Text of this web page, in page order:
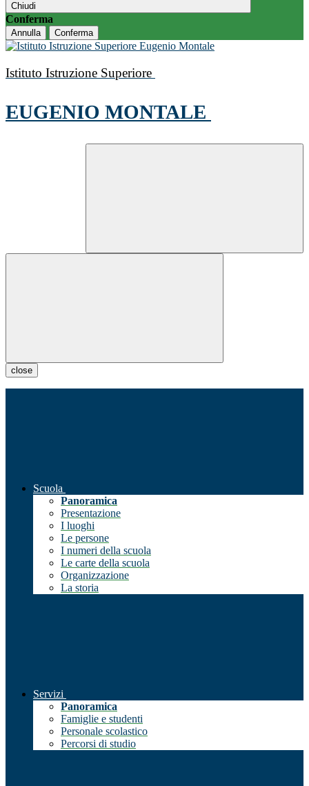
Chiudi
Conferma
Annulla Conferma
Istituto Istruzione Superiore
EUGENIO MONTALE
close
Scuola
Panoramica
Presentazione
I luoghi
Le persone
I numeri della scuola
Le carte della scuola
Organizzazione
La storia
Servizi
Panoramica
Famiglie e studenti
Personale scolastico
Percorsi di studio